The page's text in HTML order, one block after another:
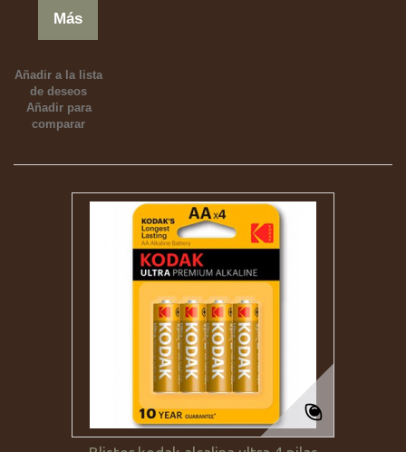
Más
Añadir a la lista
de deseos
Añadir para
comparar